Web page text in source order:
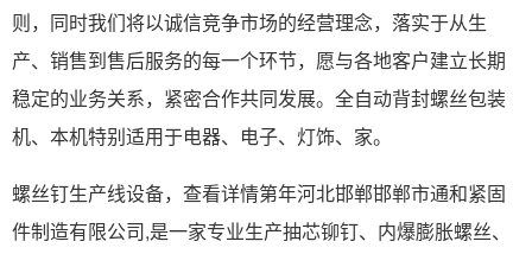
则，同时我们将以诚信竞争市场的经营理念，落实于从生
产、销售到售后服务的每一个环节，愿与各地客户建立长期
稳定的业务关系，紧密合作共同发展。全自动背封螺丝包装
机、本机特别适用于电器、电子、灯饰、家。
螺丝钉生产线设备，查看详情第年河北邯郸邯郸市通和紧固
件制造有限公司,是一家专业生产抽芯铆钉、内爆膨胀螺丝、